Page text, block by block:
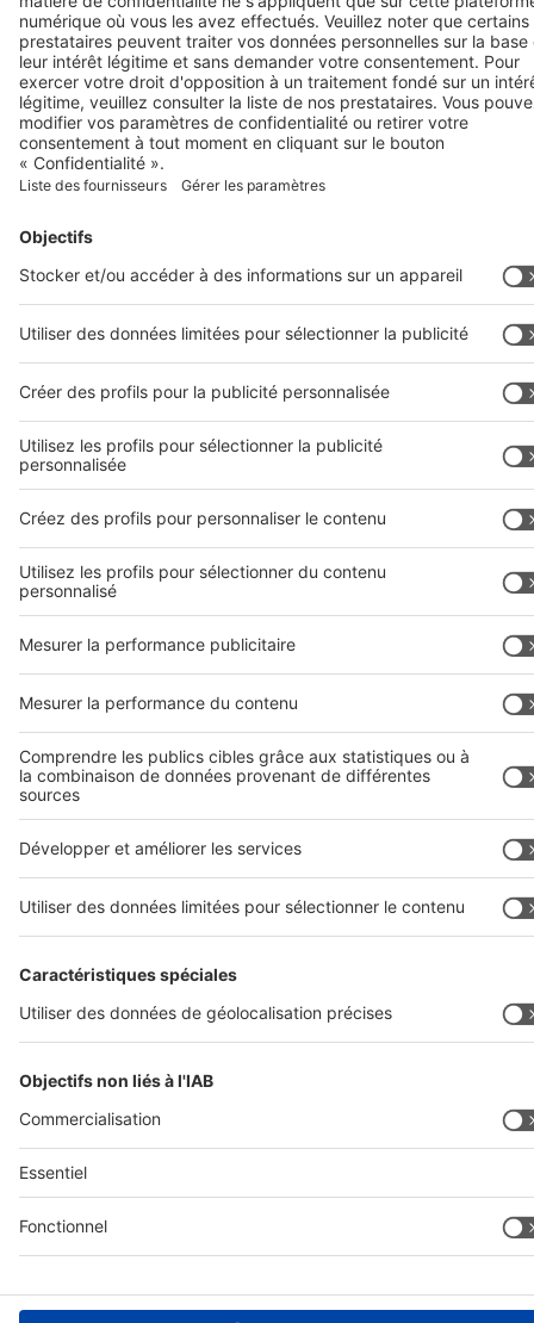
Egypte
Inde
Algérie
Thaïlande
Philippines
alliance interpack
Allemagne
Chine
Thaïlande
Philippines
Arabie Saoudite
Messe Düsseldorf (Shanghai) Co., Ltd.
Actualités des entreprises et des produits
Nous utilisons des cookies pour assurer le fonctionnement de ce site
les cookies, leur utilité et comment les gérer, veuillez consulter notre
page « Confidentialité et cookies ». En utilisant ce site, vous
consentez à l’utilisation de cookies.